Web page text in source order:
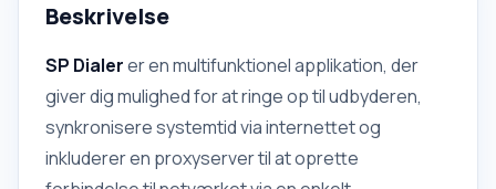
Beskrivelse
SP Dialerer en multifunktionel applikation, der
giver dig mulighed for at ringe op til udbyderen,
synkronisere systemtid via internettet og
inkluderer en proxyserver til at oprette